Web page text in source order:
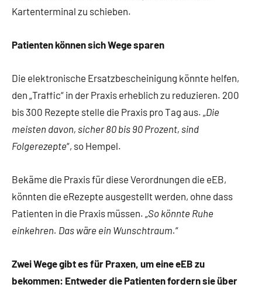
Kartenterminal zu schieben.
Patienten können sich Wege sparen
Die elektronische Ersatzbescheinigung könnte helfen,
den „Traffic“ in der Praxis erheblich zu reduzieren. 200
bis 300 Rezepte stelle die Praxis pro Tag aus. „Die
meisten davon, sicher 80 bis 90 Prozent, sind
Folgerezepte“, so Hempel.
Bekäme die Praxis für diese Verordnungen die eEB,
könnten die eRezepte ausgestellt werden, ohne dass
Patienten in die Praxis müssen. „So könnte Ruhe
einkehren. Das wäre ein Wunschtraum.“
Zwei Wege gibt es für Praxen, um eine eEB zu
bekommen: Entweder die Patienten fordern sie über